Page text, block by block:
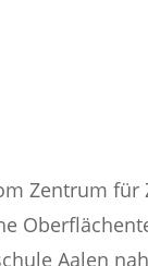
Zentrum für
Aalen